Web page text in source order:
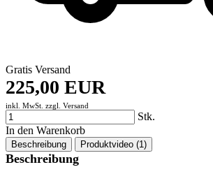
Gratis Versand
225,00 EUR
inkl. MwSt. zzgl. Versand
Stk.
In den Warenkorb
Beschreibung Produktvideo (1)
Beschreibung